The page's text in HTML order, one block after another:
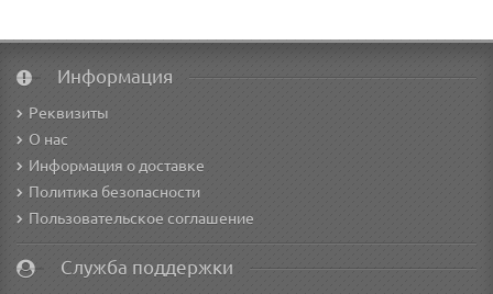
Информация
Реквизиты
О нас
Информация о доставке
Политика безопасности
Пользовательское соглашение
Служба поддержки